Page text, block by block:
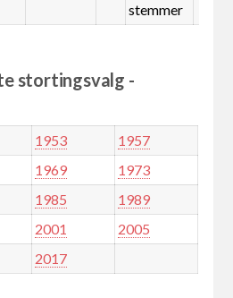
stemmer
stortingsvalg -
1953
1957
1969
1973
1985
1989
2001
2005
2017